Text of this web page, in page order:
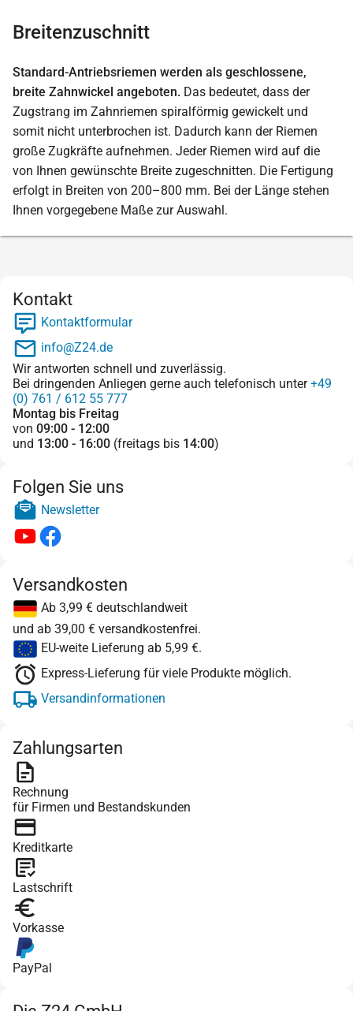
Breitenzuschnitt
Standard-Antriebsriemen werden als geschlossene,
breite Zahnwickel angeboten. Das bedeutet, dass der
Zugstrang im Zahnriemen spiralförmig gewickelt und
somit nicht unterbrochen ist. Dadurch kann der Riemen
große Zugkräfte aufnehmen. Jeder Riemen wird auf die
von Ihnen gewünschte Breite zugeschnitten. Die Fertigung
erfolgt in Breiten von 200–800 mm. Bei der Länge stehen
Ihnen vorgegebene Maße zur Auswahl.
Kontakt
Kontaktformular
info@Z24.de
Wir antworten schnell und zuverlässig.
Bei dringenden Anliegen gerne auch telefonisch unter+49
(0) 761 / 612 55 777
Montag bis Freitag
von 09:00 - 12:00
und 13:00 - 16:00 (freitags bis 14:00)
Folgen Sie uns
Newsletter
Versandkosten
Ab 3,99 € deutschlandweit
und ab 39,00 € versandkostenfrei.
EU-weite Lieferung ab 5,99 €.
Express-Lieferung für viele Produkte möglich.
Versandinformationen
Zahlungsarten
Rechnung
für Firmen und Bestandskunden
Kreditkarte
Lastschrift
Vorkasse
PayPal